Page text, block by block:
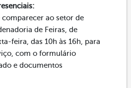
ao setor de
de Feiras, de
feira, das 10h às 16h, para
com o formulário
e documentos